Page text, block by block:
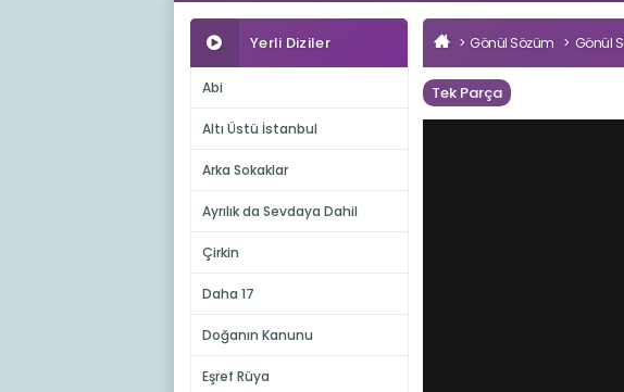
Yerli Diziler
Abi
Altı Üstü İstanbul
Arka Sokaklar
Ayrılık da Sevdaya Dahil
Çirkin
Daha 17
Doğanın Kanunu
Eşref Rüya
Gönül Sözüm Gönül
Tek Parça